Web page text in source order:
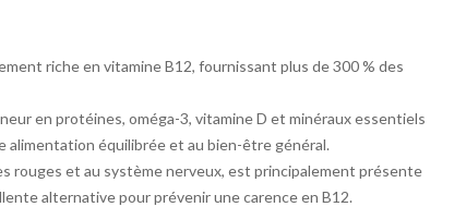
riche en vitamine B12, fournissant plus de 300 % des
en protéines, oméga-3, vitamine D et minéraux essentiels
alimentation équilibrée et au bien-être général.
rouges et au système nerveux, est principalement présente
alternative pour prévenir une carence en B12.